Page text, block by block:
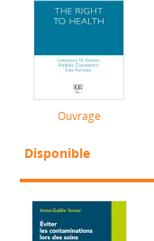
Ouvrage
Disponible